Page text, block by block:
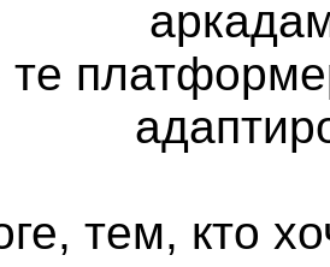
те
тем, кто